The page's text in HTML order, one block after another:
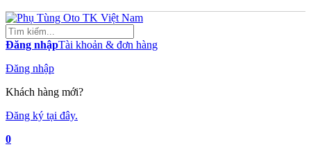
Đăng nhậpTài khoản & đơn hàng
Đăng nhập
Khách hàng mới?
Đăng ký tại đây.
0